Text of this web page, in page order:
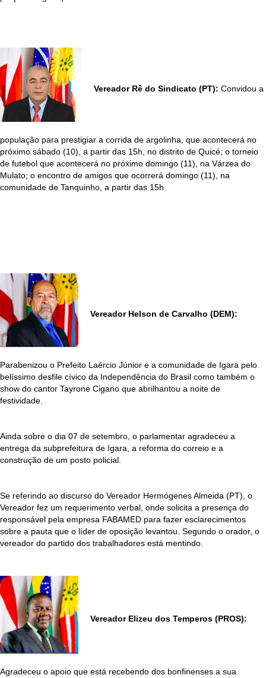
Vereador Rê do Sindicato (PT): Convidou a
população para prestigiar a corrida de argolinha, que acontecerá no
próximo sábado (10), a partir das 15h, no distrito de Quicé; o torneio
de futebol que acontecerá no próximo domingo (11), na Várzea do
Mulato; o encontro de amigos que ocorrerá domingo (11), na
comunidade de Tanquinho, a partir das 15h.
Vereador Helson de Carvalho (DEM):
Parabenizou o Prefeito Laércio Júnior e a comunidade de Igara pelo
belíssimo desfile cívico da Independência do Brasil como também o
show do cantor Tayrone Cigano que abrilhantou a noite de
festividade.
Ainda sobre o dia 07 de setembro, o parlamentar agradeceu a
entrega da subprefeitura de Igara, a reforma do correio e a
construção de um posto policial.
Se referindo ao discurso do Vereador Hermógenes Almeida (PT), o
Vereador fez um requerimento verbal, onde solicita a presença do
responsável pela empresa FABAMED para fazer esclarecimentos
sobre a pauta que o líder de oposição levantou. Segundo o orador, o
vereador do partido dos trabalhadores está mentindo.
Vereador Elizeu dos Temperos (PROS):
Agradeceu o apoio que está recebendo dos bonfinenses a sua